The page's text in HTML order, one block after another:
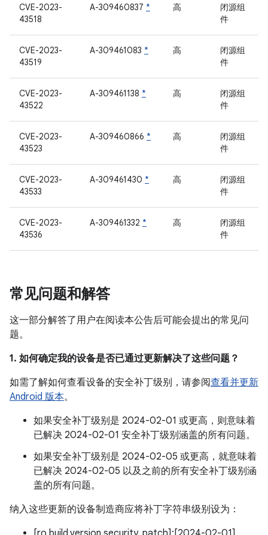
CVE-2023-
43518
A-309460837 * 高
闭源组
件
CVE-2023-
43519
A-309461083 * 高
闭源组
件
CVE-2023-
43522
A-309461138 * 高
闭源组
件
CVE-2023-
43523
A-309460866 * 高
闭源组
件
CVE-2023-
43533
A-309461430 * 高
闭源组
件
CVE-2023-
43536
A-309461332 * 高
闭源组
件
常见问题和解答
这一部分解答了用户在阅读本公告后可能会提出的常见问
题。
1. 如何确定我的设备是否已通过更新解决了这些问题？
如需了解如何查看设备的安全补丁级别，请参阅查看并更新
Android 版本。
如果安全补丁级别是 2024-02-01 或更高，则意味着
已解决 2024-02-01 安全补丁级别涵盖的所有问题。
如果安全补丁级别是 2024-02-05 或更高，就意味着
已解决 2024-02-05 以及之前的所有安全补丁级别涵
盖的所有问题。
纳入这些更新的设备制造商应将补丁字符串级别设为：